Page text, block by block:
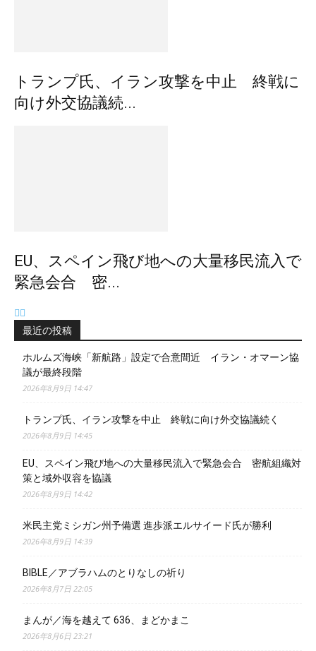
トランプ氏、イラン攻撃を中止 終戦に
向け外交協議続...
EU、スペイン飛び地への大量移民流入で
緊急会合 密...
最近の投稿
ホルムズ海峡「新航路」設定で合意間近 イラン・オマーン協
議が最終段階
2026年8月9日 14:47
トランプ氏、イラン攻撃を中止 終戦に向け外交協議続く
2026年8月9日 14:45
EU、スペイン飛び地への大量移民流入で緊急会合 密航組織対
策と域外収容を協議
2026年8月9日 14:42
米民主党ミシガン州予備選 進歩派エルサイード氏が勝利
2026年8月9日 14:39
BIBLE／アブラハムのとりなしの祈り
2026年8月7日 22:05
まんが／海を越えて 636、まどかまこ
2026年8月6日 23:21